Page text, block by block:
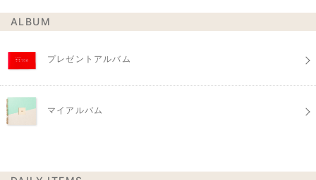
ALBUM
プレゼントアルバム
マイアルバム